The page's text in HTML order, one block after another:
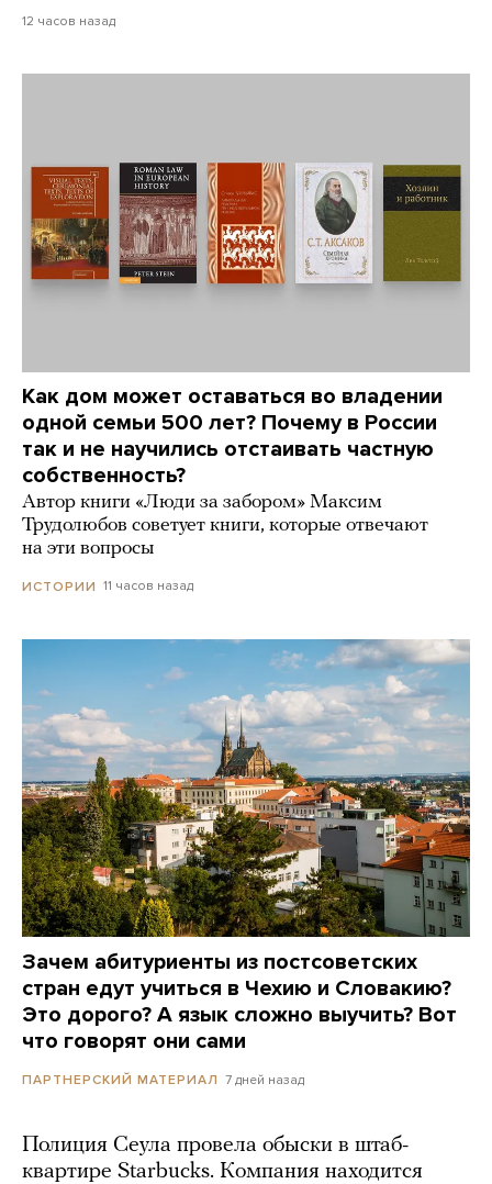
12 часов назад
Как дом может оставаться во владении
одной семьи 500 лет? Почему в России
так и не научились отстаивать частную
собственность?
Автор книги «Люди за забором» Максим
Трудолюбов советует книги, которые отвечают
на эти вопросы
ИСТОРИИ 11 часов назад
Зачем абитуриенты из постсоветских
стран едут учиться в Чехию и Словакию?
Это дорого? А язык сложно выучить? Вот
что говорят они сами
ПАРТНЕРСКИЙ МАТЕРИАЛ 7 дней назад
Полиция Сеула провела обыски в штаб-
квартире Starbucks. Компания находится